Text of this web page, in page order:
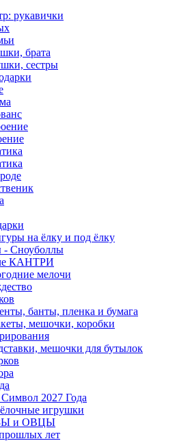
рукавички
брата
сестры
на ёлку и под ёлку
Сноуболлы
КАНТРИ
мелочи
банты, пленка и бумага
мешочки, коробки
мешочки для бутылок
2027 Года
игрушки
и ОВЦЫ
лет